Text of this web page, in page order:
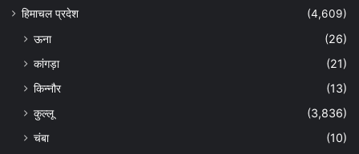
हिमाचल प्रदेश
(4,609)
ऊना
(26)
कांगड़ा
(21)
किन्नौर
(13)
कुल्लू
(3,836)
चंबा
(10)